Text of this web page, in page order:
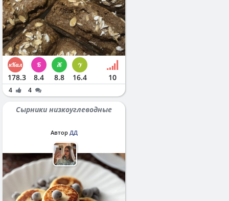
178.3 8.4 8.8 16.4 10
4 4
Сырники низкоуглеводные
Автор ДД